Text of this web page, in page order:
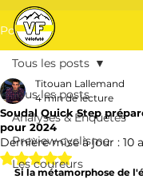
Post
Tous les posts
Analyses & Enquêtes
Preview cyclisme
Les coureurs
Tous les posts
Soudal Quick Step
pour 2024
Titouan Lallemand
4 min de lecture
Dernière mise à jour : 10
Noté NaN étoiles
Si la métamorphose de